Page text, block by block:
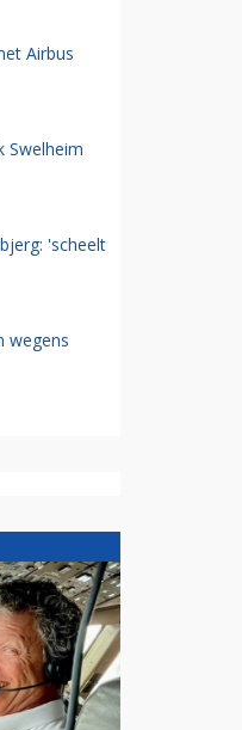
Airbus
Swelheim
'scheelt
wegens